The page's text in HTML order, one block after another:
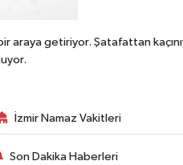
getiriyor. Şatafattan
İzmir Namaz Vakitleri
Son Dakika Haberleri